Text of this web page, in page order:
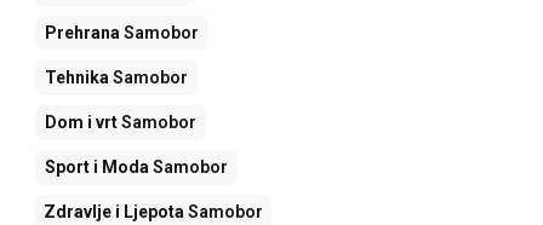
PrehranaSamobor
TehnikaSamobor
Dom i vrtSamobor
Sport i ModaSamobor
Zdravlje i LjepotaSamobor